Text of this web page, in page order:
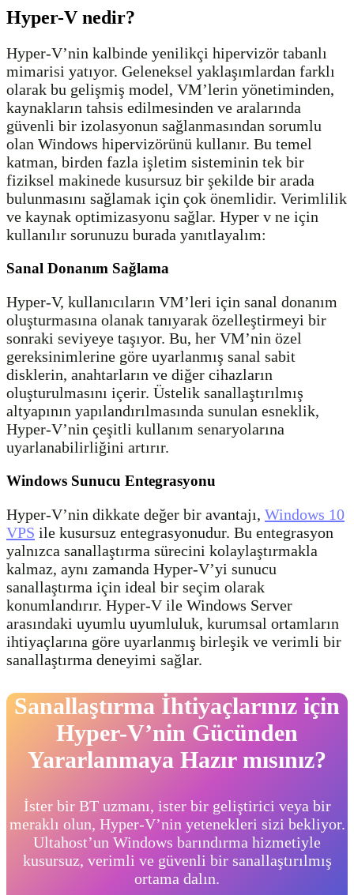
Hyper-V nedir?
Hyper-V’nin kalbinde yenilikçi hipervizör tabanlı
mimarisi yatıyor. Geleneksel yaklaşımlardan farklı
olarak bu gelişmiş model, VM’lerin yönetiminden,
kaynakların tahsis edilmesinden ve aralarında
güvenli bir izolasyonun sağlanmasından sorumlu
olan Windows hipervizörünü kullanır. Bu temel
katman, birden fazla işletim sisteminin tek bir
fiziksel makinede kusursuz bir şekilde bir arada
bulunmasını sağlamak için çok önemlidir. Verimlilik
ve kaynak optimizasyonu sağlar. Hyper v ne için
kullanılır sorunuzu burada yanıtlayalım:
Sanal Donanım Sağlama
Hyper-V, kullanıcıların VM’leri için sanal donanım
oluşturmasına olanak tanıyarak özelleştirmeyi bir
sonraki seviyeye taşıyor. Bu, her VM’nin özel
gereksinimlerine göre uyarlanmış sanal sabit
disklerin, anahtarların ve diğer cihazların
oluşturulmasını içerir. Üstelik sanallaştırılmış
altyapının yapılandırılmasında sunulan esneklik,
Hyper-V’nin çeşitli kullanım senaryolarına
uyarlanabilirliğini artırır.
Windows Sunucu Entegrasyonu
Hyper-V’nin dikkate değer bir avantajı, Windows 10
VPS ile kusursuz entegrasyonudur. Bu entegrasyon
yalnızca sanallaştırma sürecini kolaylaştırmakla
kalmaz, aynı zamanda Hyper-V’yi sunucu
sanallaştırma için ideal bir seçim olarak
konumlandırır. Hyper-V ile Windows Server
arasındaki uyumlu uyumluluk, kurumsal ortamların
ihtiyaçlarına göre uyarlanmış birleşik ve verimli bir
sanallaştırma deneyimi sağlar.
Sanallaştırma İhtiyaçlarınız için
Hyper-V’nin Gücünden
Yararlanmaya Hazır mısınız?
İster bir BT uzmanı, ister bir geliştirici veya bir
meraklı olun, Hyper-V’nin yetenekleri sizi bekliyor.
Ultahost’un Windows barındırma hizmetiyle
kusursuz, verimli ve güvenli bir sanallaştırılmış
ortama dalın.